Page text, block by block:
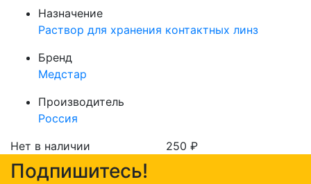
Назначение
Раствор для хранения контактных линз
Бренд
Медстар
Производитель
Россия
Нет в наличии
250 ₽
Подпишитесь!